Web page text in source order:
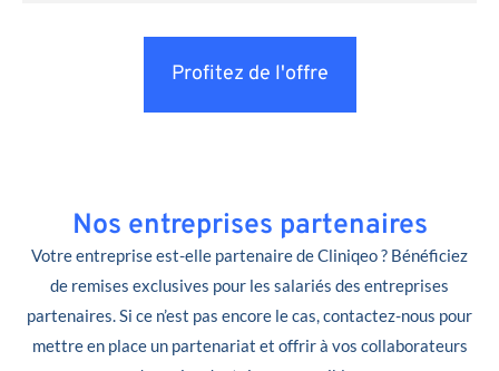
Profitez de l'offre
Nos entreprises partenaires
Votre entreprise est-elle partenaire de Cliniqeo ? Bénéficiez
de remises exclusives pour les salariés des entreprises
partenaires. Si ce n’est pas encore le cas, contactez-nous pour
mettre en place un partenariat et offrir à vos collaborateurs